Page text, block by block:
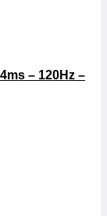
– 120Hz –